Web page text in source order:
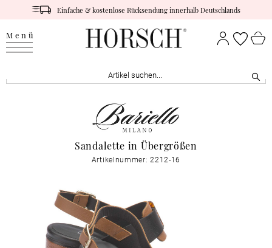
Einfache & kostenlose Rücksendung innerhalb Deutschlands
Menü
Sandalette in Übergrößen
Artikelnummer: 2212-16